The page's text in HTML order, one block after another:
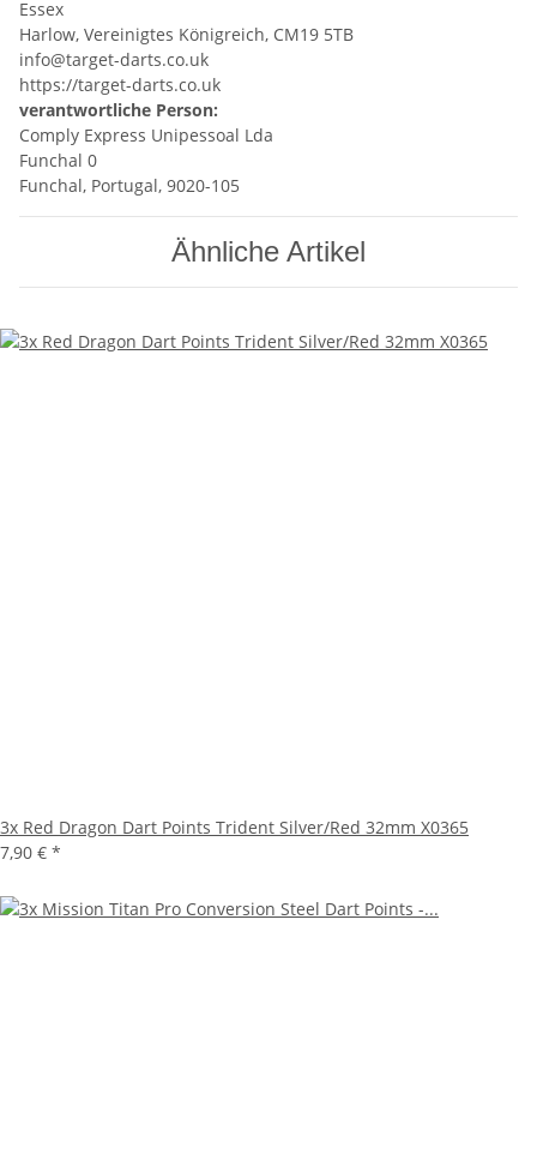
Essex
Harlow, Vereinigtes Königreich, CM19 5TB
info@target-darts.co.uk
https://target-darts.co.uk
verantwortliche Person:
Comply Express Unipessoal Lda
Funchal 0
Funchal, Portugal, 9020-105
Ähnliche Artikel
3x Red Dragon Dart Points Trident Silver/Red 32mm X0365
7,90 € *